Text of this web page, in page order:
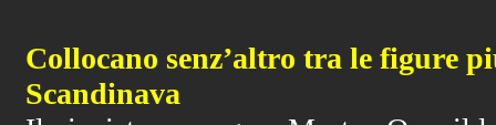
Collocano senz’altro tra le figure
Scandinava